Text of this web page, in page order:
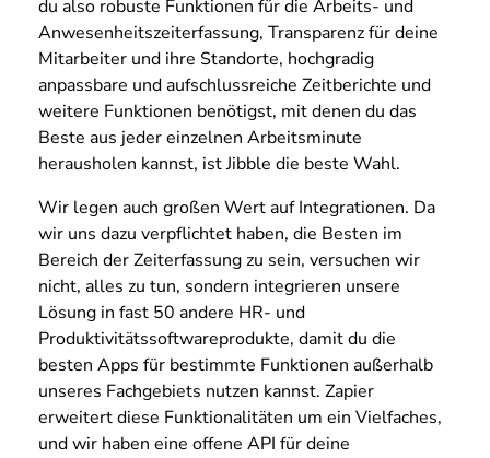
du also robuste Funktionen für die Arbeits- und
Anwesenheitszeiterfassung, Transparenz für deine
Mitarbeiter und ihre Standorte, hochgradig
anpassbare und aufschlussreiche Zeitberichte und
weitere Funktionen benötigst, mit denen du das
Beste aus jeder einzelnen Arbeitsminute
herausholen kannst, ist Jibble die beste Wahl.
Wir legen auch großen Wert auf Integrationen. Da
wir uns dazu verpflichtet haben, die Besten im
Bereich der Zeiterfassung zu sein, versuchen wir
nicht, alles zu tun, sondern integrieren unsere
Lösung in fast 50 andere HR- und
Produktivitätssoftwareprodukte, damit du die
besten Apps für bestimmte Funktionen außerhalb
unseres Fachgebiets nutzen kannst. Zapier
erweitert diese Funktionalitäten um ein Vielfaches,
und wir haben eine offene API für deine